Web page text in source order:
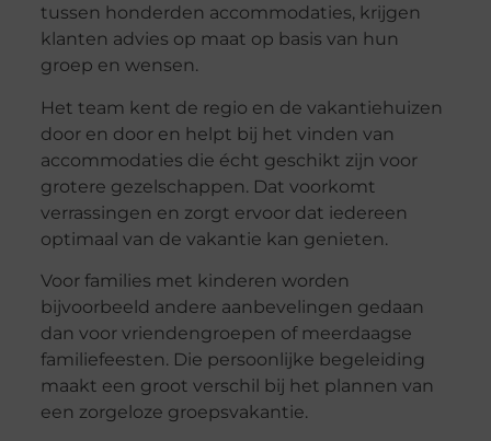
tussen honderden accommodaties, krijgen
klanten advies op maat op basis van hun
groep en wensen.
Het team kent de regio en de vakantiehuizen
door en door en helpt bij het vinden van
accommodaties die écht geschikt zijn voor
grotere gezelschappen. Dat voorkomt
verrassingen en zorgt ervoor dat iedereen
optimaal van de vakantie kan genieten.
Voor families met kinderen worden
bijvoorbeeld andere aanbevelingen gedaan
dan voor vriendengroepen of meerdaagse
familiefeesten. Die persoonlijke begeleiding
maakt een groot verschil bij het plannen van
een zorgeloze groepsvakantie.